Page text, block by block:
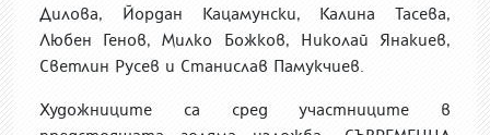
Дилова, Йордан Кацамунски, Калина Тасева,
Любен Генов, Милко Божков, Николай Янакиев,
Светлин Русев и Станислав Памукчиев.
Художниците са сред участниците в